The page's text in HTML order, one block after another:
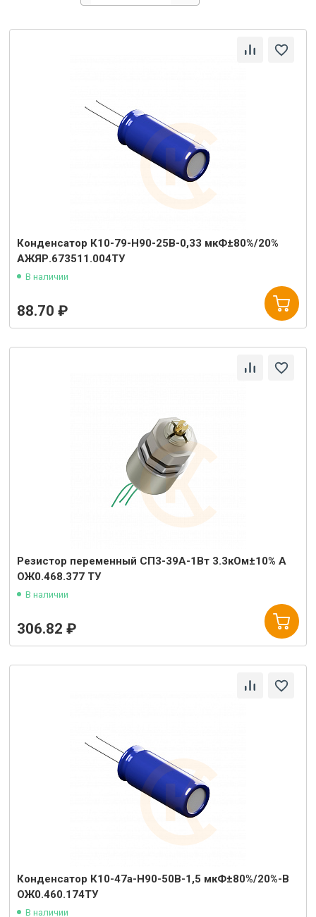
Конденсатор К10-79-Н90-25В-0,33 мкФ±80%/20%
АЖЯР.673511.004ТУ
В наличии
88.70 ₽
Резистор переменный СП3-39А-1Вт 3.3кОм±10% А
ОЖ0.468.377 ТУ
В наличии
306.82 ₽
Конденсатор К10-47а-Н90-50В-1,5 мкФ±80%/20%-В
ОЖ0.460.174ТУ
В наличии